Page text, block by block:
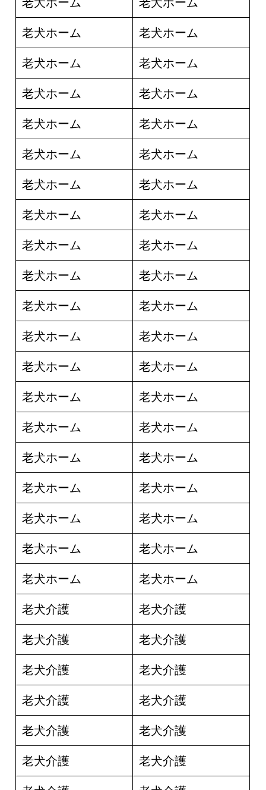
老犬ホーム 老犬ホーム
老犬ホーム 老犬ホーム
老犬ホーム 老犬ホーム
老犬ホーム 老犬ホーム
老犬ホーム 老犬ホーム
老犬ホーム 老犬ホーム
老犬ホーム 老犬ホーム
老犬ホーム 老犬ホーム
老犬ホーム 老犬ホーム
老犬ホーム 老犬ホーム
老犬ホーム 老犬ホーム
老犬ホーム 老犬ホーム
老犬ホーム 老犬ホーム
老犬ホーム 老犬ホーム
老犬ホーム 老犬ホーム
老犬ホーム 老犬ホーム
老犬ホーム 老犬ホーム
老犬ホーム 老犬ホーム
老犬ホーム 老犬ホーム
老犬ホーム 老犬ホーム
老犬介護 老犬介護
老犬介護 老犬介護
老犬介護 老犬介護
老犬介護 老犬介護
老犬介護 老犬介護
老犬介護 老犬介護